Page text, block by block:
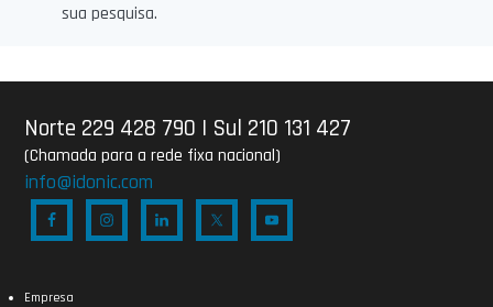
sua pesquisa.
Norte 229 428 790 | Sul 210 131 427
(Chamada para a rede fixa nacional)
info@idonic.com
Empresa